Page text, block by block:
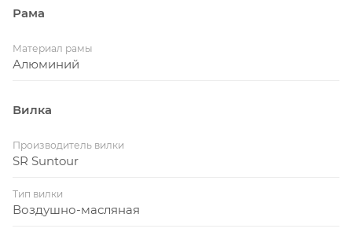
Рама
Материал рамы
Алюминий
Вилка
Производитель вилки
SR Suntour
Тип вилки
Воздушно-масляная